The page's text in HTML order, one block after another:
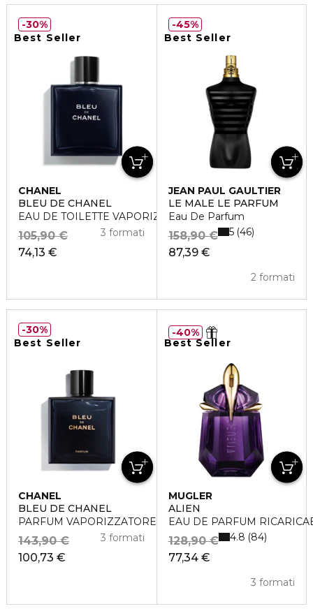
Best Seller
CHANEL
BLEU DE CHANEL
EAU DE TOILETTE VAPORIZZATORE
74,13 €
105,90 € 3 formati
30%
Best Seller
JEAN PAUL GAULTIER
LE MALE LE PARFUM
Eau De Parfum
87,39 €
158,90 €
2 formati
5 46
45%
Best Seller
CHANEL
BLEU DE CHANEL
PARFUM VAPORIZZATORE
100,73 €
143,90 € 3 formati
30%
Best Seller
MUGLER
ALIEN
EAU DE PARFUM
77,34 €
128,90 €
3 formati
4.8 84
40%